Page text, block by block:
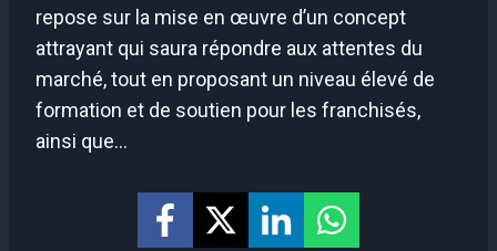
repose sur la mise en œuvre d’un concept
attrayant qui saura répondre aux attentes du
marché, tout en proposant un niveau élevé de
formation et de soutien pour les franchisés,
ainsi que…